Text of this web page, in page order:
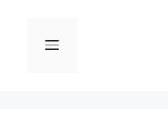
فهرست